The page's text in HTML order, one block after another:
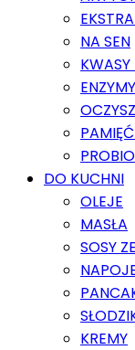
NA SEN
ENZYMY
DO KUCHNI
OLEJE
MASŁA
SOSY
KREMY